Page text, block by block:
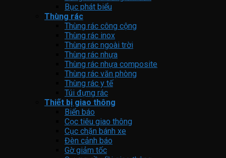
Bục phát biểu
Thùng rác
Thùng rác công cộng
Thùng rác inox
Thùng rác ngoài trời
Thùng rác nhựa
Thùng rác nhựa composite
Thùng rác văn phòng
Thùng rác y tế
Túi đựng rác
Thiết bị giao thông
Biển báo
Cọc tiêu giao thông
Cục chặn bánh xe
Đèn cảnh báo
Gờ giảm tốc